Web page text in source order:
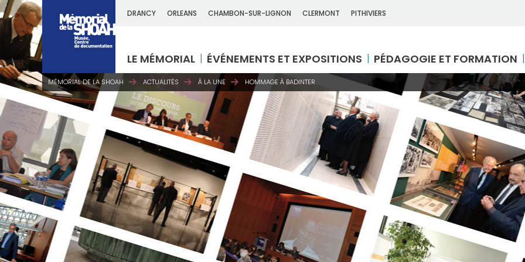
DRANCY ORLEANS CHAMBON-SUR-LIGNON CLERMONT PITHIVIERS
LE MÉMORIAL ÉVÉNEMENTS ET EXPOSITIONS PÉDAGOGIE ET FORMATION
MÉMORIAL DE LA SHOAH ACTUALITÉS À LA UNE HOMMAGE À BADINTER